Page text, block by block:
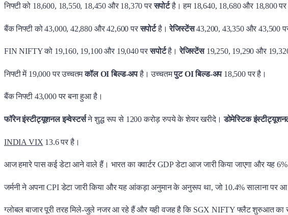
निफ्टी को 18,600, 18,550, 18,450 और 18,370 परसपोर्टहै। हम 18,640, 18,680 और 18,800 पर
बैंक निफ्टी को 43,000, 42,880 और 42,600 परसपोर्टहै।रेजिस्टेंस43,200, 43,350 और 43,500
FIN NIFTY को 19,160, 19,100 और 19,040 परसपोर्टहै।रेजिस्टेंस 19,250, 19,290 और
निफ्टी में 19,000 पर उच्चतमकॉल OI बिल्ड-अपहै। उच्चतमपुट OI बिल्ड-अप18,500 पर है।
बैंक निफ्टी 43,000 पर बना हुआ है।
फॉरेन इंस्टीट्यूशनल इन्वेस्टर्सने शुद्ध रूप से 1200 करोड़ रुपये के शेयर खरीदे।डोमेस्टिक
INDIA VIX 13.6 पर है।
आज हमारे पास कई डेटा आने वाले हैं। भारत का क्वार्टर GDP डेटा आज जारी किया जाएगा और यह
जर्मनी ने अपना CPI डेटा जारी किया और यह आंकड़ा अनुमान के अनुरूप था, जो 10.4% सालाना पर आ
ग्लोबल बाजार पूरी तरह मिले-जुले नजर आ रहे हैं और यही वजह है कि SGX NIFTY फ्लैट शुरुआत का